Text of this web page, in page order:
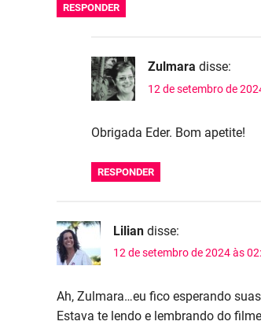
RESPONDER
Zulmara disse:
12 de setembro de
Obrigada Eder. Bom apetite!
RESPONDER
Lilian disse:
12 de setembro de 2024 às
Ah, Zulmara…eu fico esperando
Estava te lendo e lembrando do